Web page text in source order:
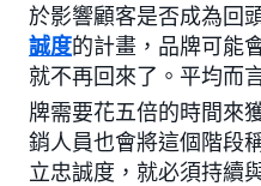
於影響顧客是否成為回
誠度的計畫，品牌可能
就不再回來了。平均而
牌需要花五倍的時間來
銷人員也會將這個階段
立忠誠度，就必須持續